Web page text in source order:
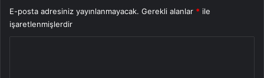
E-posta adresiniz yayınlanmayacak. Gerekli alanlar * ile
işaretlenmişlerdir